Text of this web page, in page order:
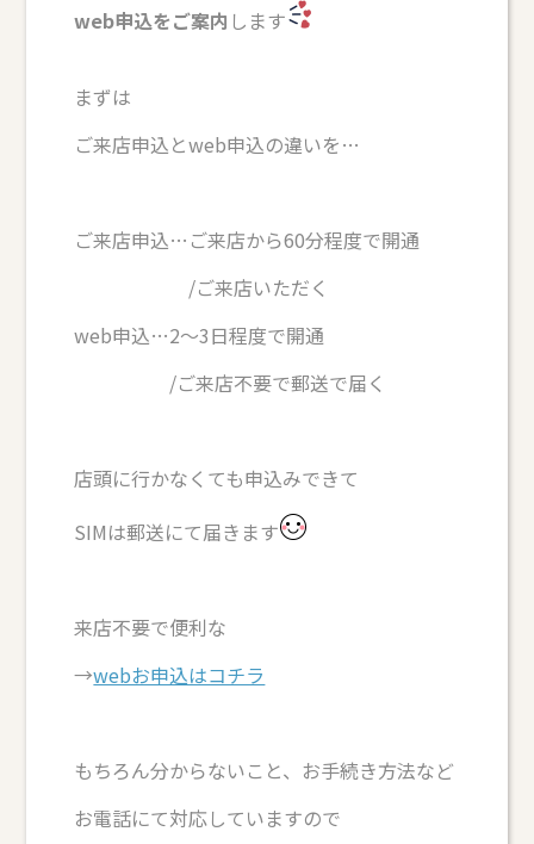
web申込をご案内 します
まずは
ご来店申込とweb申込の違いを…
ご来店申込…ご来店から60分程度で開通
/ご来店いただく
web申込…2～3日程度で開通
/ご来店不要で郵送で届く
店頭に行かなくても申込みできて
SIMは郵送にて届きます
来店不要で便利な
→webお申込はコチラ
もちろん分からないこと、お手続き方法など
お電話にて対応していますので